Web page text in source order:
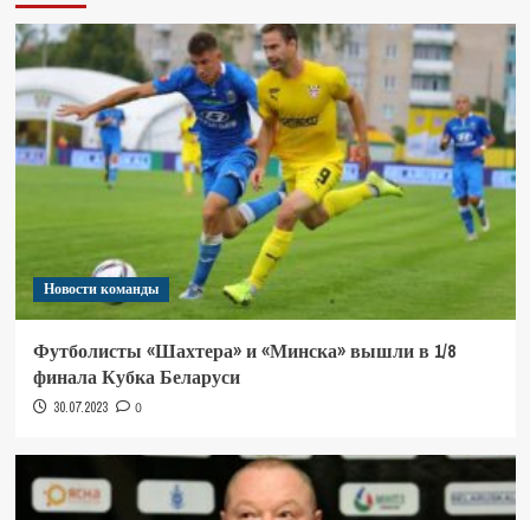
Новости команды
Футболисты «Шахтера» и «Минска» вышли в 1/8
финала Кубка Беларуси
30.07.2023 0